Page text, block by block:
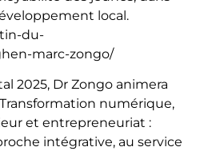
local.
du-
marc-zongo/
2025, Dr Zongo animera
numérique,
et entrepreneuriat :
intégrative, au service